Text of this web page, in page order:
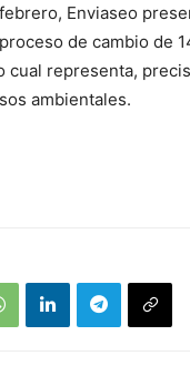
Enviaseo
de cambio de
cual representa,
ambientales.